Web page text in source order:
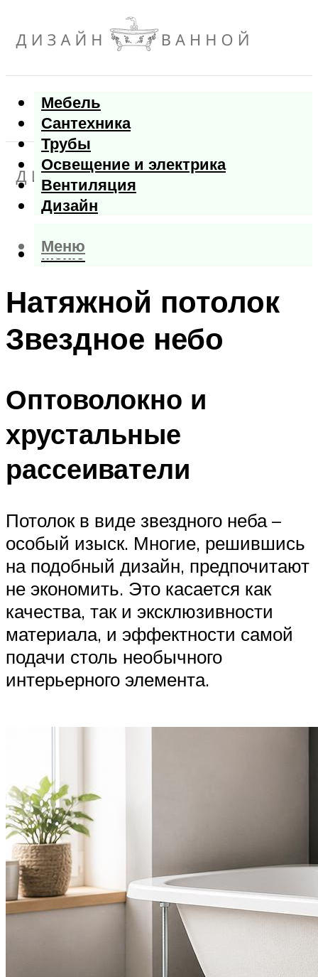
Мебель
Сантехника
Трубы
Освещение и электрика
Вентиляция
Дизайн
Меню
Меню
Натяжной потолок
Звездное небо
Оптоволокно и
хрустальные
рассеиватели
Потолок в виде звездного неба –
особый изыск. Многие, решившись
на подобный дизайн, предпочитают
не экономить. Это касается как
качества, так и эксклюзивности
материала, и эффектности самой
подачи столь необычного
интерьерного элемента.